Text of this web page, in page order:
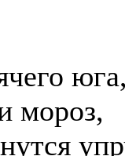
мороз,